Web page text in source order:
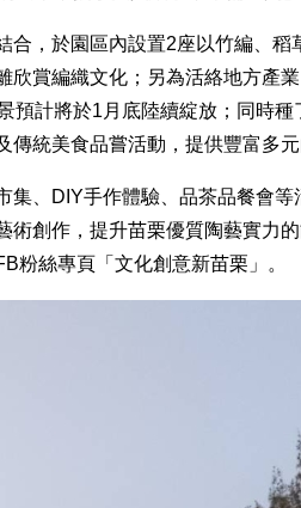
，於園區內設置2座以竹編、稻
賞編織文化；另為活絡地方產
計將於1月底陸續綻放；同時種
統美食品嘗活動，提供豐富多元
、DIY手作體驗、品茶品餐會
創作，提升苗栗優質陶藝實力
粉絲專頁「文化創意新苗栗」。